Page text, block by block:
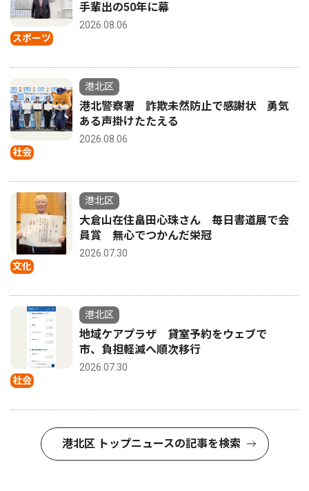
スポーツ
手輩出の50年に幕
2026.08.06
社会
港北区
港北警察署 詐欺未然防止で感謝状 勇気
ある声掛けたたえる
2026.08.06
文化
港北区
大倉山在住畠田心珠さん 毎日書道展で会
員賞 無心でつかんだ栄冠
2026.07.30
社会
港北区
地域ケアプラザ 貸室予約をウェブで
市、負担軽減へ順次移行
2026.07.30
港北区 トップニュースの記事を検索